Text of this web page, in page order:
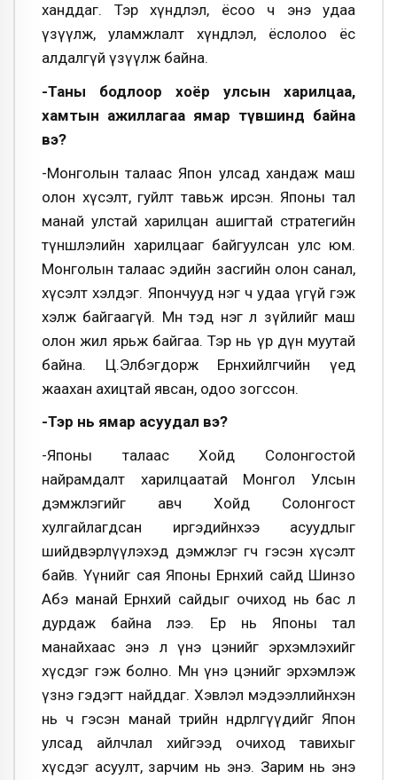
ханддаг. Тэр хүндлэл, ёсоо ч энэ удаа
үзүүлж, уламжлалт хүндлэл, ёслолоо ёс
алдалгүй үзүүлж байна.
-Таны бодлоор хоёр улсын харилцаа,
хамтын ажиллагаа ямар түвшинд байна
вэ?
-Монголын талаас Япон улсад хандаж маш
олон хүсэлт, гуйлт тавьж ирсэн. Японы тал
манай улстай харилцан ашигтай стратегийн
түншлэлийн харилцааг байгуулсан улс юм.
Монголын талаас эдийн засгийн олон санал,
хүсэлт хэлдэг. Япончууд нэг ч удаа үгүй гэж
хэлж байгаагүй. Мөн тэд нэг л зүйлийг маш
олон жил ярьж байгаа. Тэр нь үр дүн муутай
байна. Ц.Элбэгдорж Ерөнхийлөгчийн үед
жаахан ахицтай явсан, одоо зогссон.
-Тэр нь ямар асуудал вэ?
-Японы талаас Хойд Солонгостой
найрамдалт харилцаатай Монгол Улсын
дэмжлэгийг авч Хойд Солонгост
хулгайлагдсан иргэдийнхээ асуудлыг
шийдвэрлүүлэхэд дэмжлэг өгөөч гэсэн хүсэлт
байв. Үүнийг сая Японы Ерөнхий сайд Шинзо
Абэ манай Ерөнхий сайдыг очиход нь бас л
дурдаж байна лээ. Ер нь Японы тал
манайхаас энэ л үнэ цэнийг эрхэмлэхийг
хүсдэг гэж болно. Мөн үнэ цэнийг эрхэмлэж
үзнэ гэдэгт найддаг. Хэвлэл мэдээллийнхэн
нь ч гэсэн манай төрийн өндөрлөгүүдийг Япон
улсад айлчлал хийгээд очиход тавихыг
хүсдэг асуулт, зарчим нь энэ. Зарим нь энэ